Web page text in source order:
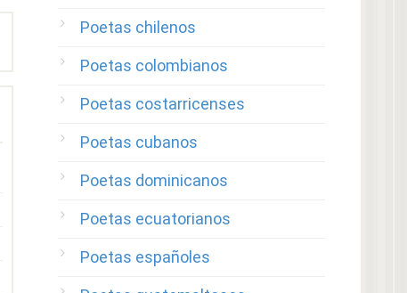
Poetas chilenos
Poetas colombianos
Poetas costarricenses
Poetas cubanos
Poetas dominicanos
Poetas ecuatorianos
Poetas españoles